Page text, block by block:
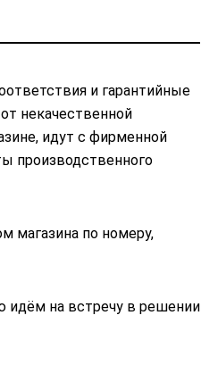
и гарантийные
некачественной
идут с фирменной
производственного
магазина по номеру,
идём на встречу в решении